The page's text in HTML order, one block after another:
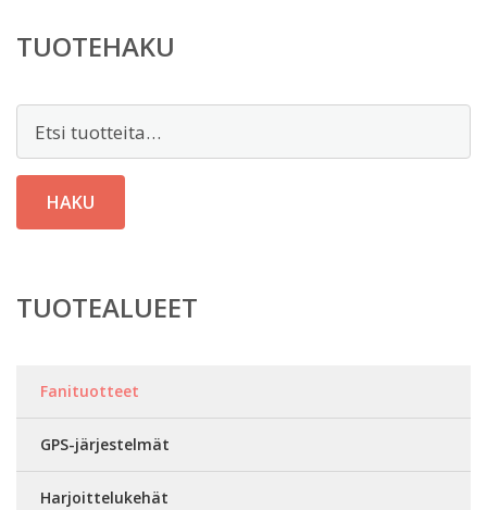
TUOTEHAKU
HAKU
TUOTEALUEET
Fanituotteet
GPS-järjestelmät
Harjoittelukehät